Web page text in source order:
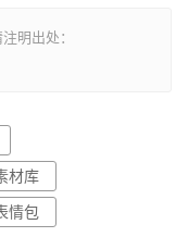
明出处：
材库
情包